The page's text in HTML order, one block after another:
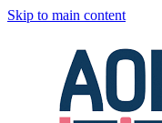
Skip to main content